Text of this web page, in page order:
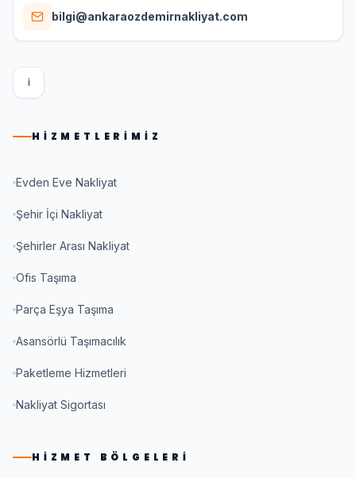
bilgi@ankaraozdemirnakliyat.com
I
HIZMETLERIMIZ
Evden Eve Nakliyat
Şehir İçi Nakliyat
Şehirler Arası Nakliyat
Ofis Taşıma
Parça Eşya Taşıma
Asansörlü Taşımacılık
Paketleme Hizmetleri
Nakliyat Sigortası
HIZMET BÖLGELERI